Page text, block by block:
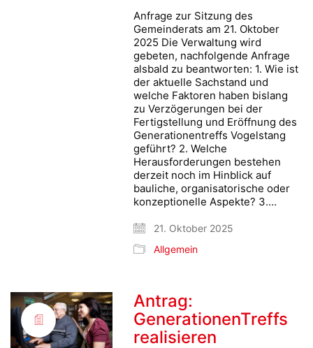
Anfrage zur Sitzung des
Gemeinderats am 21. Oktober
2025 Die Verwaltung wird
gebeten, nachfolgende Anfrage
alsbald zu beantworten: 1. Wie ist
der aktuelle Sachstand und
welche Faktoren haben bislang
zu Verzögerungen bei der
Fertigstellung und Eröffnung des
Generationentreffs Vogelstang
geführt? 2. Welche
Herausforderungen bestehen
derzeit noch im Hinblick auf
bauliche, organisatorische oder
konzeptionelle Aspekte? 3.…
21. Oktober 2025
Allgemein
Antrag:
GenerationenTreffs
realisieren